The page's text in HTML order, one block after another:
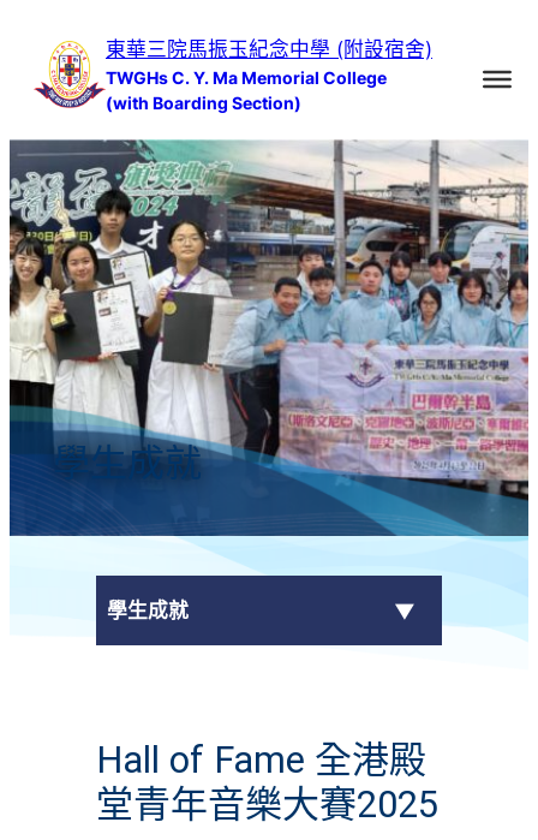
內
容
東華三院馬振玉紀念中學 (附設宿舍)
TWGHs C. Y. Ma Memorial College
(with Boarding Section)
學生成就
學生成就
校外獎項
學校活動
Hall of Fame 全港殿
堂青年音樂大賽2025